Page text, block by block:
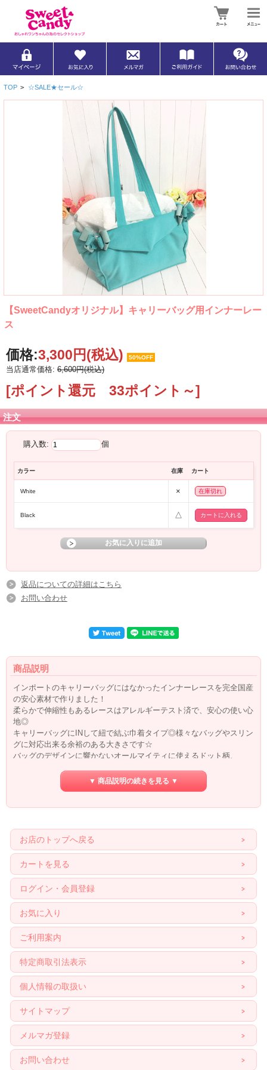
TOP > ☆SALE★セール☆
【SweetCandyオリジナル】キャリーバッグ用インナーレー
ス
価格:3,300円(税込) 50%OFF
当店通常価格: 6,600円(税込)
[ポイント還元 33ポイント～]
注文
購入数: 個
カラー 在庫 カート
White × 在庫切れ
Black △
返品についての詳細はこちら
お問い合わせ
商品説明
インポートのキャリーバッグにはなかったインナーレースを完全国産
の安心素材で作りました！
柔らかで伸縮性もあるレースはアレルギーテスト済で、安心の使い心
地◎
キャリーバッグにINして紐で結ぶ巾着タイプ◎様々なバッグやスリン
グに対応出来る余裕のある大きさです☆
バッグのデザインに響かないオールマイティに使えるドット柄、
※ 商品の写真はモニターなどの環境によって、実際の色と若干異なる場合がござ
いますが予めご了承ください。
の誤差がございますが予めご了承ください。
巾着タイプ キャリーバッグやスリングや、オーナーさまの
made in Japan アレルギーテスト済(全てのワンちゃんにアレ
ルギーが出ない事の保証ではありません)
お写真のキャリーバッグ等、付属品はつきません。
洗濯機で丸洗い可能◎その後普通に干して頂けます。
商品についてご不明な点等がございましたら、お電話＆メー
ルお気軽にお問い合わせください。
▼ 商品説明の続きを見る ▼
お店のトップへ戻る
カートを見る
ログイン・会員登録
お気に入り
ご利用案内
特定商取引法表示
個人情報の取扱い
サイトマップ
メルマガ登録
お問い合わせ